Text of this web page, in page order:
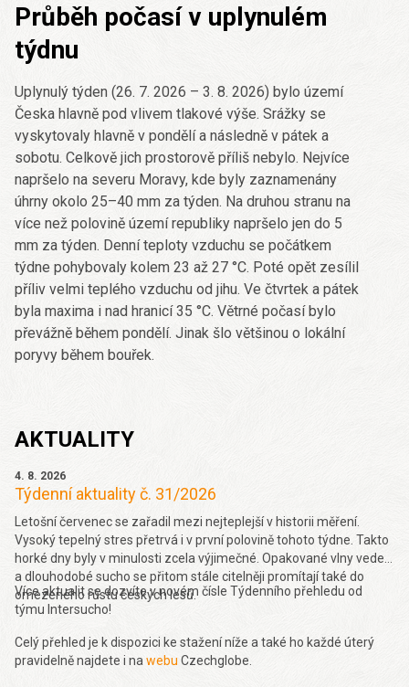
Průběh počasí v uplynulém
týdnu
Uplynulý týden (26. 7. 2026 – 3. 8. 2026) bylo území
Česka hlavně pod vlivem tlakové výše. Srážky se
vyskytovaly hlavně v pondělí a následně v pátek a
sobotu. Celkově jich prostorově příliš nebylo. Nejvíce
napršelo na severu Moravy, kde byly zaznamenány
úhrny okolo 25–40 mm za týden. Na druhou stranu na
více než polovině území republiky napršelo jen do 5
mm za týden. Denní teploty vzduchu se počátkem
týdne pohybovaly kolem 23 až 27 °C. Poté opět zesílil
příliv velmi teplého vzduchu od jihu. Ve čtvrtek a pátek
byla maxima i nad hranicí 35 °C. Větrné počasí bylo
převážně během pondělí. Jinak šlo většinou o lokální
poryvy během bouřek.
AKTUALITY
4. 8. 2026
Týdenní aktuality č. 31/2026
Letošní červenec se zařadil mezi nejteplejší v historii měření.
Vysoký tepelný stres přetrvá i v první polovině tohoto týdne. Takto
horké dny byly v minulosti zcela výjimečné. Opakované vlny veder
a dlouhodobé sucho se přitom stále citelněji promítají také do
omezeného růstu českých lesů.
Více aktualit se dozvíte v novém čísle Týdenního přehledu od
týmu Intersucho!
Celý přehled je k dispozici ke stažení níže a také ho každé úterý
pravidelně najdete i na webu Czechglobe.